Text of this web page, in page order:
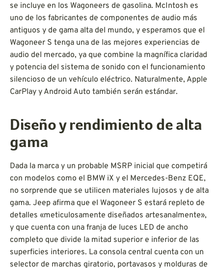
se incluye en los Wagoneers de gasolina. McIntosh es
uno de los fabricantes de componentes de audio más
antiguos y de gama alta del mundo, y esperamos que el
Wagoneer S tenga una de las mejores experiencias de
audio del mercado, ya que combine la magnífica claridad
y potencia del sistema de sonido con el funcionamiento
silencioso de un vehículo eléctrico. Naturalmente, Apple
CarPlay y Android Auto también serán estándar.
Diseño y rendimiento de alta
gama
Dada la marca y un probable MSRP inicial que competirá
con modelos como el BMW iX y el Mercedes-Benz EQE,
no sorprende que se utilicen materiales lujosos y de alta
gama. Jeep afirma que el Wagoneer S estará repleto de
detalles «meticulosamente diseñados artesanalmente»,
y que cuenta con una franja de luces LED de ancho
completo que divide la mitad superior e inferior de las
superficies interiores. La consola central cuenta con un
selector de marchas giratorio, portavasos y molduras de